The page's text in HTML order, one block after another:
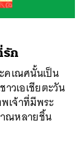
ก
คเณศนั้นเป็น
วเอเชียตะวัน
เจ้าที่มีพระ
าณหลายชิ้น